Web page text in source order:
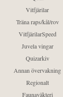
Vitfjärilar
Träna raps/kål/rov
VitfjärilarSpeed
Juvela vingar
Quizarkiv
Annan övervakning
Regionalt
Faunaväkteri